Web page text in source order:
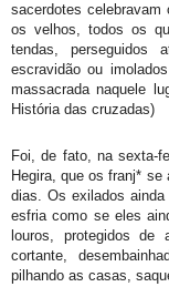
sacerdotes
os velhos, todos os
tendas,
escravidão ou
massacrada naquele
História das cruzadas)
Foi, de fato, na sexta-
Hegira, que os franj*
dias. Os exilados
esfria como se eles
louros, protegidos de
cortante,
pilhando as casas,